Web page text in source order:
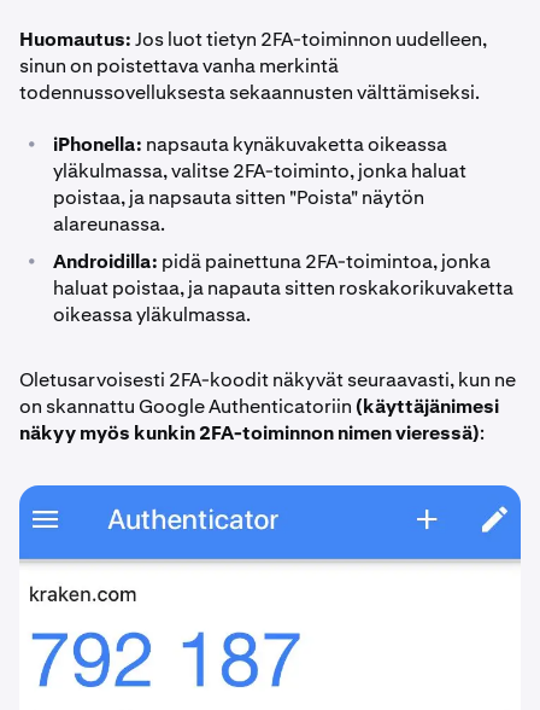
Huomautus:Jos luot tietyn 2FA-toiminnon uudelleen,
sinun on poistettava vanha merkintä
todennussovelluksesta sekaannusten välttämiseksi.
• iPhonella: napsauta kynäkuvaketta oikeassa
yläkulmassa, valitse 2FA-toiminto, jonka haluat
poistaa, ja napsauta sitten "Poista" näytön
alareunassa.
• Androidilla: pidä painettuna 2FA-toimintoa, jonka
haluat poistaa, ja napauta sitten roskakorikuvaketta
oikeassa yläkulmassa.
Oletusarvoisesti 2FA-koodit näkyvät seuraavasti, kun ne
on skannattu Google Authenticatoriin (käyttäjänimesi
näkyy myös kunkin 2FA-toiminnon nimen vieressä):